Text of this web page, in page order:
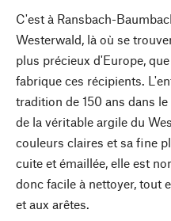
C'est à Ransbach-
Westerwald, là où se
plus précieux d'Europe,
fabrique ces récipients.
tradition de 150 ans dans
de la véritable argile du
couleurs claires et sa fine
cuite et émaillée, elle est
donc facile à nettoyer, tout
et aux arêtes.